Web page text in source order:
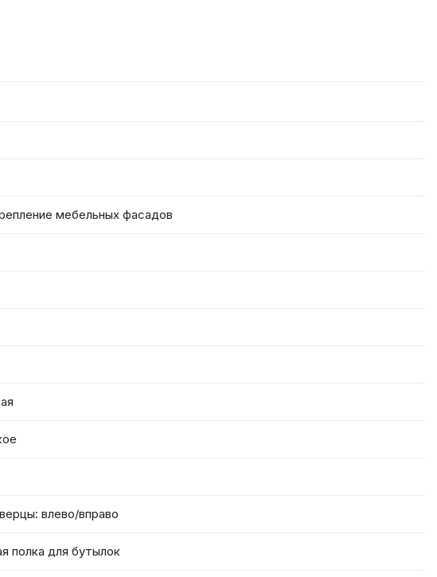
мебельных фасадов
влево/вправо
полка для бутылок